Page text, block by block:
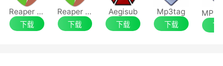
Reaper x32
下载
Reaper x64
下载
Aegisub
下载
Mp3tag
下载 下